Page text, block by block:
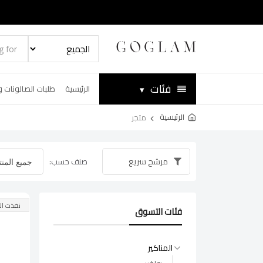
فئات ▾ الرئيسية طلبات الصالونات
الرئيسية متجر
مرشح سريع صنف حسب:
نفذت فئات التسوق
المناكير